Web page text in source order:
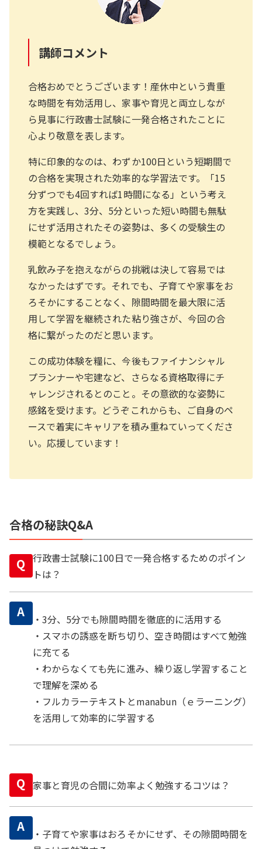
講師コメント
合格おめでとうございます！産休中という貴重
な時間を有効活用し、家事や育児と両立しなが
ら見事に行政書士試験に一発合格されたことに
心より敬意を表します。
特に印象的なのは、わずか100日という短期間で
の合格を実現された効率的な学習法です。「15
分ずつでも4回すれば1時間になる」という考え
方を実践し、3分、5分といった短い時間も無駄
にせず活用されたその姿勢は、多くの受験生の
模範となるでしょう。
乳飲み子を抱えながらの挑戦は決して容易では
なかったはずです。それでも、子育てや家事をお
ろそかにすることなく、隙間時間を最大限に活
用して学習を継続された粘り強さが、今回の合
格に繋がったのだと思います。
この成功体験を糧に、今後もファイナンシャル
プランナーや宅建など、さらなる資格取得にチ
ャレンジされるとのこと。その意欲的な姿勢に
感銘を受けます。どうぞこれからも、ご自身のペ
ースで着実にキャリアを積み重ねていってくださ
い。応援しています！
合格の秘訣Q&A
Q 行政書士試験に100日で一発合格するためのポイン
トは？
A
・3分、5分でも隙間時間を徹底的に活用する
・スマホの誘惑を断ち切り、空き時間はすべて勉強
に充てる
・わからなくても先に進み、繰り返し学習すること
で理解を深める
・フルカラーテキストとmanabun（ｅラーニング）
を活用して効率的に学習する
Q 家事と育児の合間に効率よく勉強するコツは？
A
・子育てや家事はおろそかにせず、その隙間時間を